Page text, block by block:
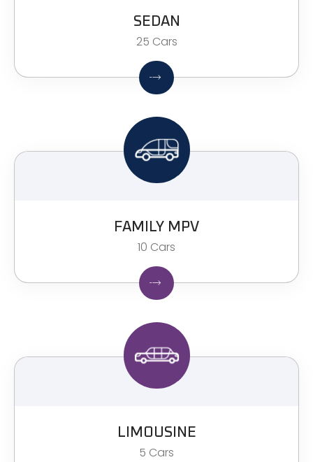
SEDAN
25 Cars
FAMILY MPV​
10 Cars
LIMOUSINE
5 Cars